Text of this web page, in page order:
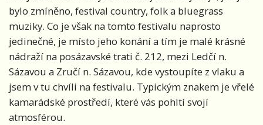
bylo zmíněno, festival country, folk a bluegrass
muziky. Co je však na tomto festivalu naprosto
jedinečné, je místo jeho konání a tím je malé krásné
nádraží na posázavské trati č. 212, mezi Ledčí n.
Sázavou a Zručí n. Sázavou, kde vystoupíte z vlaku a
jsem v tu chvíli na festivalu. Typickým znakem je vřelé
kamarádské prostředí, které vás pohltí svojí
atmosférou.